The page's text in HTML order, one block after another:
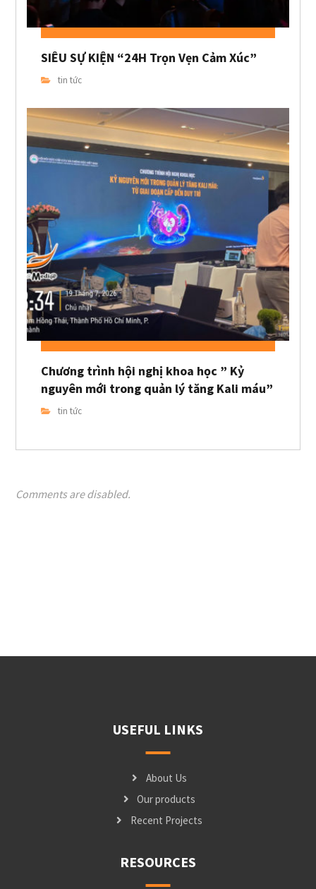
SIÊU SỰ KIỆN “24H Trọn Vẹn Cảm Xúc”
tin tức
Chương trình hội nghị khoa học ” Kỷ
nguyên mới trong quản lý tăng Kali máu”
tin tức
Comments are disabled.
USEFUL LINKS
About Us
Our products
Recent Projects
RESOURCES